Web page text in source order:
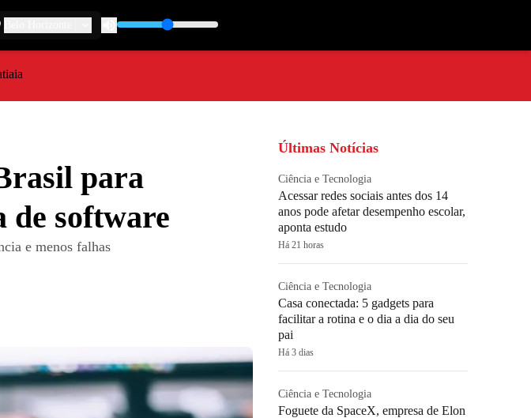
para
de software
e menos falhas
Últimas Notícias
Ciência e Tecnologia
Acessar redes sociais antes dos 14
anos pode afetar desempenho escolar,
aponta estudo
Há 21 horas
Ciência e Tecnologia
Casa conectada: 5 gadgets para
facilitar a rotina e o dia a dia do seu
pai
Há 3 dias
Ciência e Tecnologia
Foguete da SpaceX, empresa de Elon